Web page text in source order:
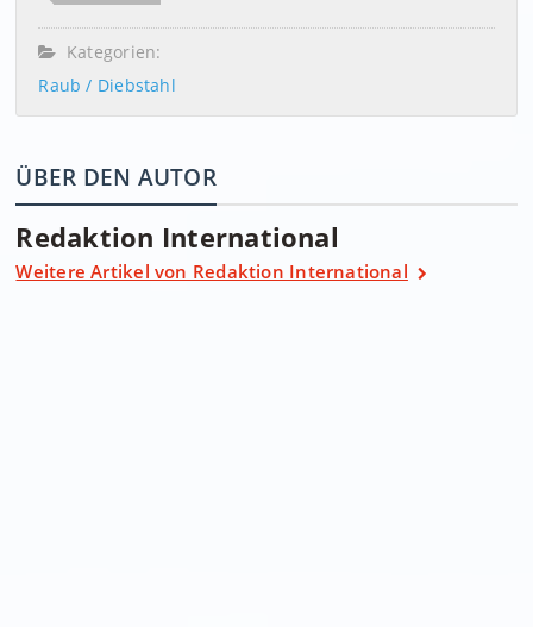
Kategorien:
Raub / Diebstahl
ÜBER DEN AUTOR
Redaktion International
Weitere Artikel von Redaktion International